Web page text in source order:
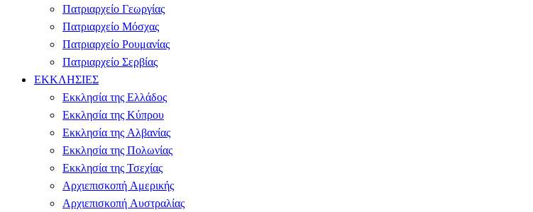
Πατριαρχείο Γεωργίας
Πατριαρχείο Μόσχας
Πατριαρχείο Ρουμανίας
Πατριαρχείο Σερβίας
ΕΚΚΛΗΣΙΕΣ
Εκκλησία της Ελλάδος
Εκκλησία της Κύπρου
Εκκλησία της Αλβανίας
Εκκλησία της Πολωνίας
Εκκλησία της Τσεχίας
Αρχιεπισκοπή Αμερικής
Αρχιεπισκοπή Αυστραλίας